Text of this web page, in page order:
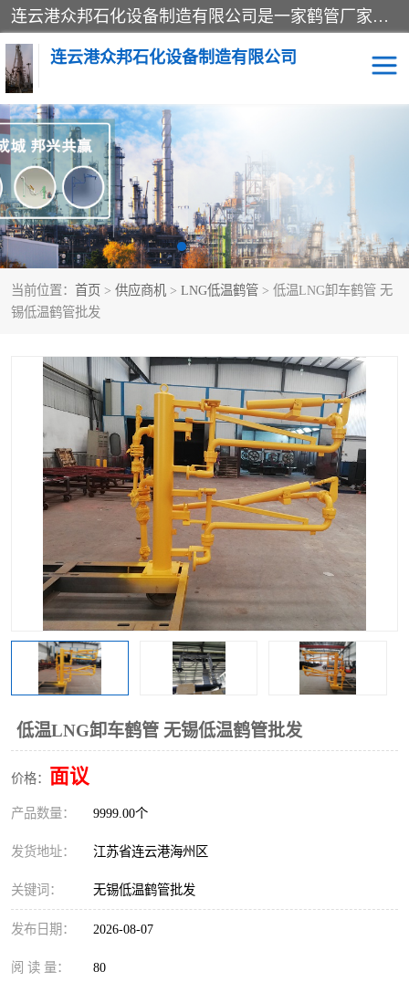
连云港众邦石化设备制造有限公司是一家鹤管厂家主营：鹤管、装车鹤管等，是致力于石油、石化等流体装卸设备(主要产品如鹤管、输油臂、脱缆钩等)的咨询、设计、制造、检测、安装指导、系统调试、维修维护等业务的公司。
连云港众邦石化设备制造有限公司
当前位置： 首页 > 供应商机 > LNG低温鹤管 > 低温LNG卸车鹤管 无
锡低温鹤管批发
低温LNG卸车鹤管 无锡低温鹤管批发
价格： 面议
产品数量： 9999.00个
发货地址： 江苏省连云港海州区
关键词： 无锡低温鹤管批发
发布日期： 2026-08-07
阅 读 量： 80
鹤管 顶部装卸鹤管
底部装卸鹤管 LNG低温鹤管
液氨鹤管 液化气鹤管
鹤管配件 活动梯栈台
撬装系统设备 装车鹤管